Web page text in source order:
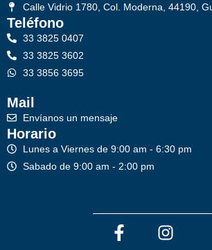
Calle Vidrio 1780, Col. Moderna, 44190,
Teléfono
33 3825 0407
33 3825 3602
33 3856 3695
Mail
Envíanos un mensaje
Horario
Lunes a Viernes de 9:00 am - 6:30 pm
Sabado de 9:00 am - 2:00 pm